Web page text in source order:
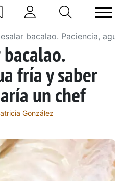
bacalao. Paciencia,
fría y saber
un chef
González